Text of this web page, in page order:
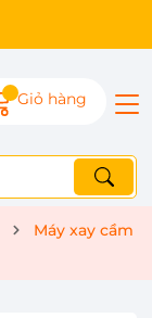
Giỏ hàng
Máy xay cầm